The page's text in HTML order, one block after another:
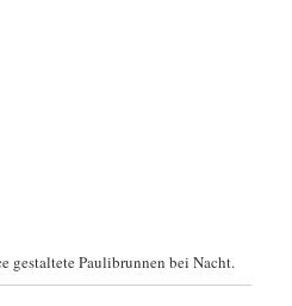
gestaltete Paulibrunnen bei Nacht.